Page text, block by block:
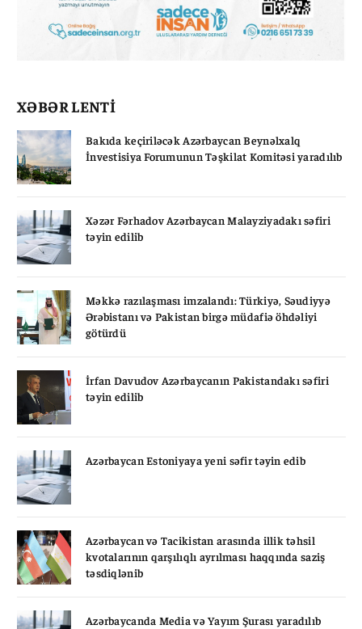
XƏBƏR LENTİ
Bakıda keçiriləcək Azərbaycan Beynəlxalq
İnvestisiya Forumunun Təşkilat Komitəsi yaradılıb
Xəzər Fərhadov Azərbaycan Malayziyadakı səfiri
təyin edilib
Məkkə razılaşması imzalandı: Türkiyə, Səudiyyə
Ərəbistanı və Pakistan birgə müdafiə öhdəliyi
götürdü
İrfan Davudov Azərbaycanın Pakistandakı səfiri
təyin edilib
Azərbaycan Estoniyaya yeni səfir təyin edib
Azərbaycan və Tacikistan arasında illik təhsil
kvotalarının qarşılıqlı ayrılması haqqında saziş
təsdiqlənib
Azərbaycanda Media və Yayım Şurası yaradılıb